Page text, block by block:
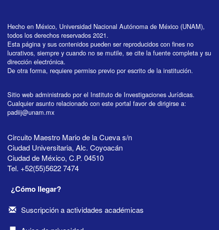
Hecho en México, Universidad Nacional Autónoma de México (UNAM),
todos los derechos reservados 2021.
Esta página y sus contenidos pueden ser reproducidos con fines no
lucrativos, siempre y cuando no se mutile, se cite la fuente completa y su
dirección electrónica.
De otra forma, requiere permiso previo por escrito de la institución.
Sitio web administrado por el Instituto de Investigaciones Jurídicas.
Cualquier asunto relacionado con este portal favor de dirigirse a:
padiij@unam.mx
Circuito Maestro Mario de la Cueva s/n
Ciudad Universitaria, Alc. Coyoacán
Ciudad de México, C.P. 04510
Tel. +52(55)5622 7474
¿Cómo llegar?
Suscripción a actividades académicas